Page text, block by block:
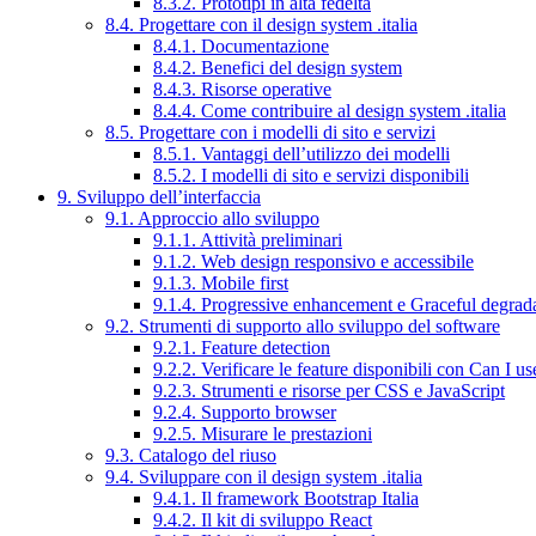
8.4. Progettare con il design system .italia
8.4.1. Documentazione
8.4.2. Benefici del design system
8.4.3. Risorse operative
8.4.4. Come contribuire al design system .italia
8.5. Progettare con i modelli di sito e servizi
8.5.1. Vantaggi dell’utilizzo dei modelli
8.5.2. I modelli di sito e servizi disponibili
9. Sviluppo dell’interfaccia
9.1. Approccio allo sviluppo
9.1.1. Attività preliminari
9.1.2. Web design responsivo e accessibile
9.1.3. Mobile first
9.1.4. Progressive enhancement e Graceful
9.2. Strumenti di supporto allo sviluppo del software
9.2.1. Feature detection
9.2.2. Verificare le feature disponibili con Can I
9.2.3. Strumenti e risorse per CSS e JavaScript
9.2.4. Supporto browser
9.2.5. Misurare le prestazioni
9.3. Catalogo del riuso
9.4. Sviluppare con il design system .italia
9.4.1. Il framework Bootstrap Italia
9.4.2. Il kit di sviluppo React